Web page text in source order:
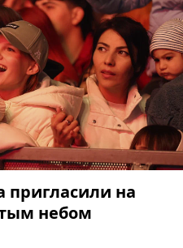
пригласили на
небом